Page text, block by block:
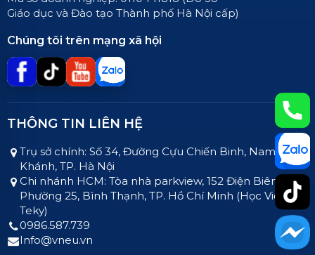
Giáo dục và Đào tạo Thành phố Hà Nội cấp)
Chúng tôi trên mạng xã hội
THÔNG TIN LIÊN HỆ
Trụ sở chính: Số 34, Đường Cựu Chiến Binh, Nam An
Khánh, TP. Hà Nội
Chi nhánh HCM: Tòa nhà parkview, 152 Điện Biên Phủ,
Phường 25, Bình Thạnh, TP. Hồ Chí Minh (Học Viện
Teky)
0986.587.739
Info@vneu.vn